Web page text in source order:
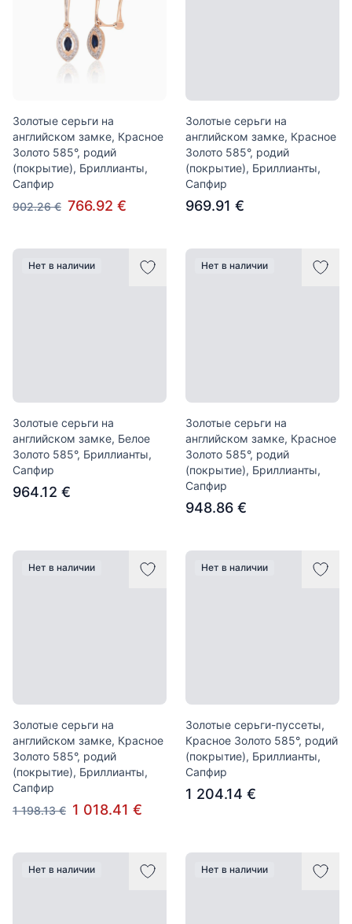
Золотые серьги на
английском замке, Красное
Золото 585°, родий
(покрытие), Бриллианты,
Сапфир
902.26 € 766.92 €
Золотые серьги на
английском замке, Красное
Золото 585°, родий
(покрытие), Бриллианты,
Сапфир
969.91 €
Нет в наличии
Золотые серьги на
английском замке, Белое
Золото 585°, Бриллианты,
Сапфир
964.12 €
Нет в наличии
Золотые серьги на
английском замке, Красное
Золото 585°, родий
(покрытие), Бриллианты,
Сапфир
948.86 €
Нет в наличии
Золотые серьги на
английском замке, Красное
Золото 585°, родий
(покрытие), Бриллианты,
Сапфир
1 198.13 € 1 018.41 €
Нет в наличии
Золотые серьги-пуссеты,
Красное Золото 585°, родий
(покрытие), Бриллианты,
Сапфир
1 204.14 €
Нет в наличии Нет в наличии